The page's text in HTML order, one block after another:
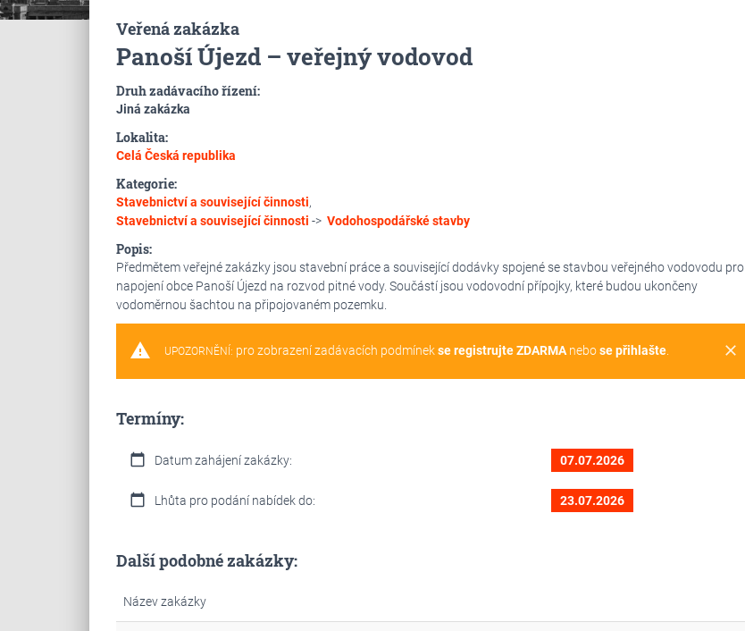
Veřená zakázka
Panoší Újezd – veřejný vodovod
Druh zadávacího řízení:
Jiná zakázka
Lokalita:
Celá Česká republika
Kategorie:
Stavebnictví a související činnosti,
Stavebnictví a související činnosti -> Vodohospodářské stavby
Popis:
Předmětem veřejné zakázky jsou stavební práce a související dodávky spojené se stavbou veřejného vodovodu pro
napojení obce Panoší Újezd na rozvod pitné vody. Součástí jsou vodovodní přípojky, které budou ukončeny
vodoměrnou šachtou na připojovaném pozemku.
warning clear
UPOZORNĚNÍ: pro zobrazení zadávacích podmínekse registrujte ZDARMAnebose přihlašte.
Termíny:
calendar_today Datum zahájení zakázky: 07.07.2026
calendar_today Lhůta pro podání nabídek do: 23.07.2026
Další podobné zakázky:
Název zakázky